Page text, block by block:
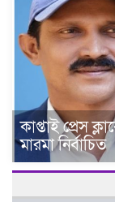
কাপ্তাই প্রেস
মারমা নির্বাচিত